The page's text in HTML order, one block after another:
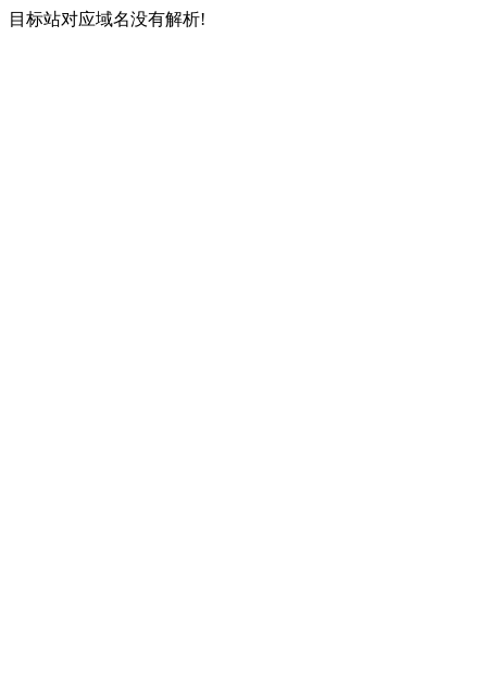
目标站对应域名没有解析!